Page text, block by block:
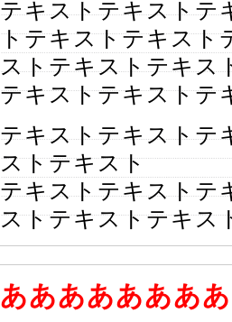
テキストテキストテ
トテキストテキスト
ストテキストテキス
テキストテキストテ
テキストテキストテ
ストテキスト
テキストテキストテ
ストテキストテキス
あああああああ